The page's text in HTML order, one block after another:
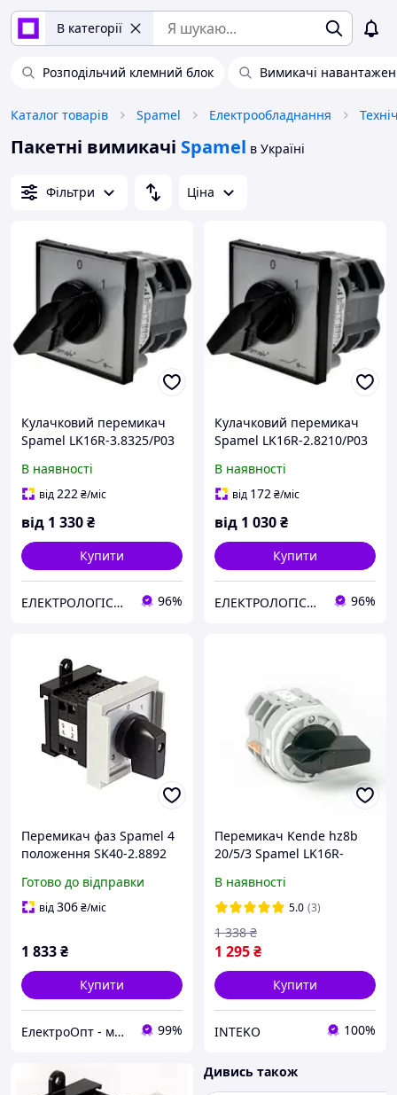
В категорії
Розподільчий клемний блок Вимикачі
Каталог товарів Spamel Електрообладнання
Пакетні вимикачі Spamel в Україні
Фільтри Ціна
Кулачковий перемикач
Spamel LK16R-3.8325/Р03
В наявності
від222₴/міс
від 1 330₴
Купити
ЕЛЕКТРОЛОГІСТИК 96%
Кулачковий перемикач
Spamel LK16R-2.8210/P03
В наявності
від 172₴/міс
від 1 030₴
Купити
ЕЛЕКТРОЛОГІСТИК 96%
Перемикач фаз Spamel 4
положення SK40-2.8892
Готово до відправки
від306₴/міс
1 833₴
Купити
ЕлектроОпт - магазин електротоварів 99%
Перемикач Kende hz8b
20/5/3 Spamel LK16R-
В наявності
5.0 (3)
1 295₴
1 338 ₴
Купити
INTEKO 100%
Дивись також